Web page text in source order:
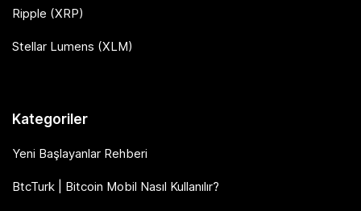
Ripple (XRP)
Stellar Lumens (XLM)
Kategoriler
Yeni Başlayanlar Rehberi
BtcTurk | Bitcoin Mobil Nasıl Kullanılır?